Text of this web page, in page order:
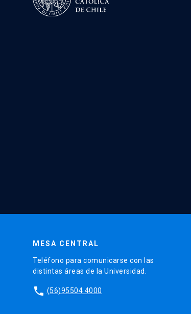
MESA CENTRAL
Teléfono para comunicarse con las
distintas áreas de la Universidad.
phone (56)95504 4000